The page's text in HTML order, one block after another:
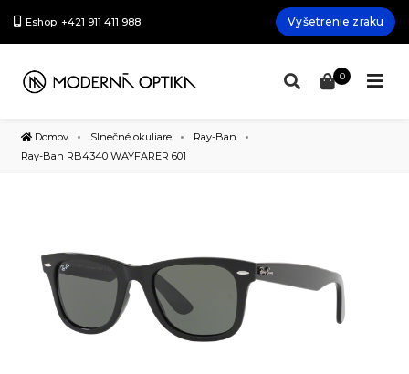
Eshop: +421 911 411 988 Vyšetrenie zraku
0
Domov Slnečné okuliare
Ray-Ban
Ray-Ban RB4340 WAYFARER 601